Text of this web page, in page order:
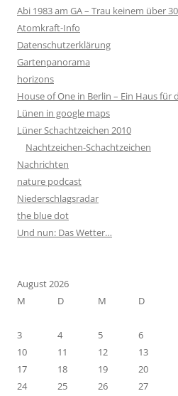
Abi 1983 am GA – Trau keinem über
Atomkraft-Info
Datenschutzerklärung
Gartenpanorama
horizons
House of One in Berlin – Ein Haus für
Lünen in google maps
Lüner Schachtzeichen 2010
Nachtzeichen-Schachtzeichen
Nachrichten
nature podcast
Niederschlagsradar
the blue dot
Und nun: Das Wetter…
August 2026
M
D M D
3
4 5 6
10
11 12 13
17
18 19 20
24
25 26 27